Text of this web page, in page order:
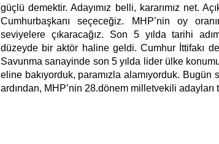
güçlü demektir. Adayımız belli, kararımız net.
Cumhurbaşkanı seçeceğiz. MHP’nin oy
seviyelere çıkaracağız. Son 5 yılda tarihi
düzeyde bir aktör haline geldi. Cumhur İttifakı
Savunma sanayinde son 5 yılda lider ülke
eline bakıyorduk, paramızla alamıyorduk. Bugün
ardından, MHP’nin 28.dönem milletvekili adayları